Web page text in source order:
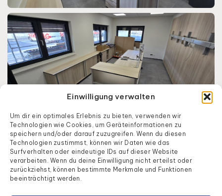
Einwilligung verwalten
Um dir ein optimales Erlebnis zu bieten, verwenden wir
Technologien wie Cookies, um Geräteinformationen zu
speichern und/oder darauf zuzugreifen. Wenn du diesen
Technologien zustimmst, können wir Daten wie das
Surfverhalten oder eindeutige IDs auf dieser Website
verarbeiten. Wenn du deine Einwilligung nicht erteilst oder
zurückziehst, können bestimmte Merkmale und Funktionen
beeinträchtigt werden.
Industriestraße
38
Quick Links
Home